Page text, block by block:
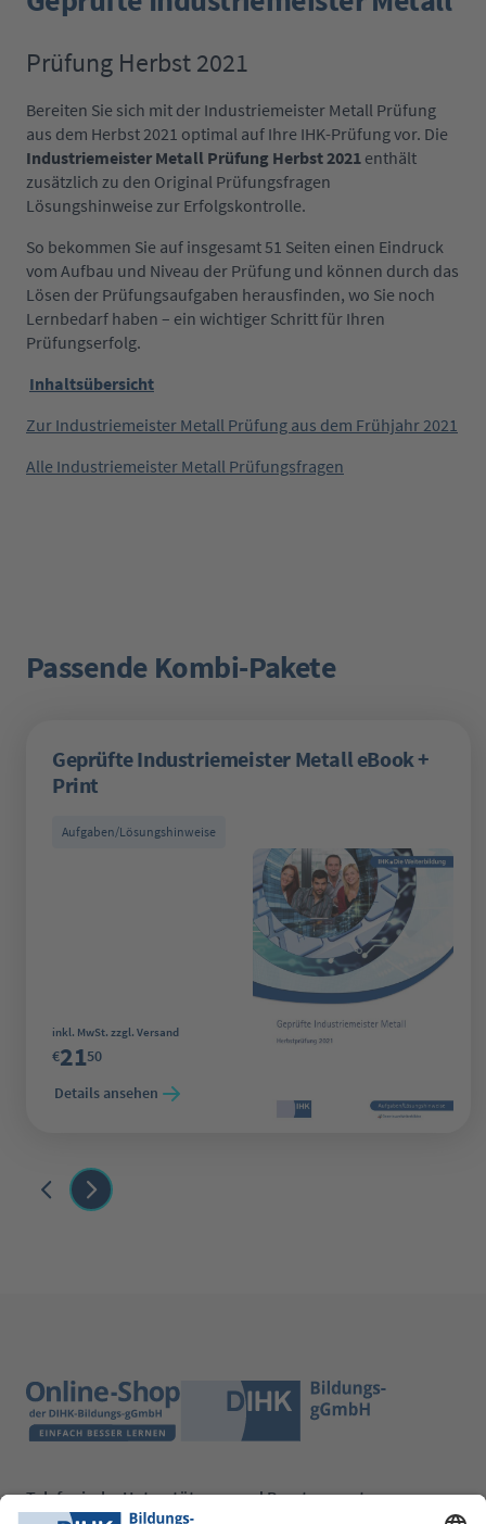
Prüfung Herbst 2021
Bereiten Sie sich mit der Industriemeister Metall Prüfung
aus dem Herbst 2021 optimal auf Ihre IHK-Prüfung vor. Die
Industriemeister Metall Prüfung Herbst 2021 enthält
zusätzlich zu den Original Prüfungsfragen
Lösungshinweise zur Erfolgskontrolle.
So bekommen Sie auf insgesamt 51 Seiten einen Eindruck
vom Aufbau und Niveau der Prüfung und können durch das
Lösen der Prüfungsaufgaben herausfinden, wo Sie noch
Lernbedarf haben – ein wichtiger Schritt für Ihren
Prüfungserfolg.
Inhaltsübersicht
Zur Industriemeister Metall Prüfung aus dem Frühjahr 2021
Alle Industriemeister Metall Prüfungsfragen
Produktgalerie überspringen
Passende Kombi-Pakete
Geprüfte Industriemeister Metall eBook +
Print
Aufgaben/Lösungshinweise
Regulärer Preis:
inkl. MwSt. zzgl. Versand
€2150
Details ansehen
Telefonische Unterstützung und Beratung unter: